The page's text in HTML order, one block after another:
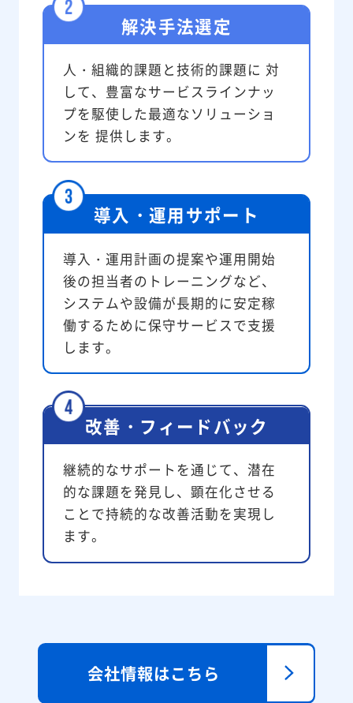
導入・運用サポート
導入・運用計画の提案や運用開始
後の担当者のトレーニングなど、
システムや設備が長期的に安定稼
働するために保守サービスで支援
します。
解決手法選定
人・組織的課題と技術的課題に 対
して、豊富なサービスラインナッ
プを駆使した最適なソリューショ
ンを 提供します。
改善・フィードバック
継続的なサポートを通じて、潜在
的な課題を発見し、顕在化させる
ことで持続的な改善活動を実現し
ます。
会社情報はこちら